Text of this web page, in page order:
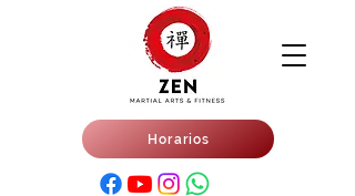
Horarios